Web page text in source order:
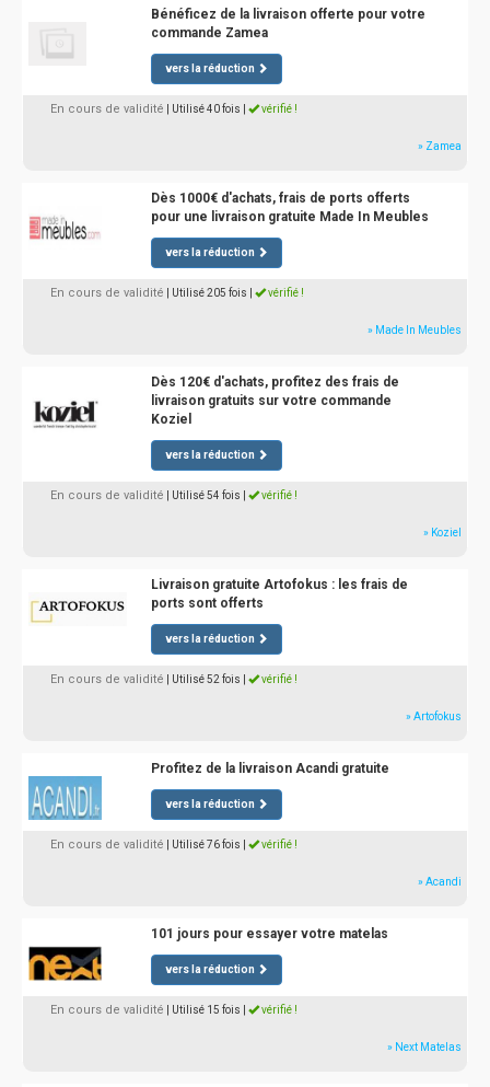
Bénéficez de la livraison offerte pour votre
commande Zamea
vers la réduction
En cours de validité | Utilisé 40 fois vérifié !
» Zamea
Dès 1000€ d'achats, frais de ports offerts
pour une livraison gratuite Made In Meubles
vers la réduction
En cours de validité | Utilisé 205 fois vérifié !
» Made In Meubles
Dès 120€ d'achats, profitez des frais de
livraison gratuits sur votre commande
Koziel
vers la réduction
En cours de validité | Utilisé 54 fois vérifié !
» Koziel
Livraison gratuite Artofokus : les frais de
ports sont offerts
vers la réduction
En cours de validité | Utilisé 52 fois vérifié !
» Artofokus
Profitez de la livraison Acandi gratuite
vers la réduction
En cours de validité | Utilisé 76 fois vérifié !
» Acandi
101 jours pour essayer votre matelas
vers la réduction
En cours de validité | Utilisé 15 fois vérifié !
» Next Matelas